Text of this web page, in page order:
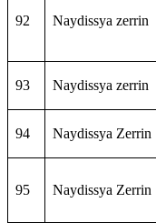
92 Naydissya zerrin
93 Naydissya zerrin
94 Naydissya Zerrin
95 Naydissya Zerrin